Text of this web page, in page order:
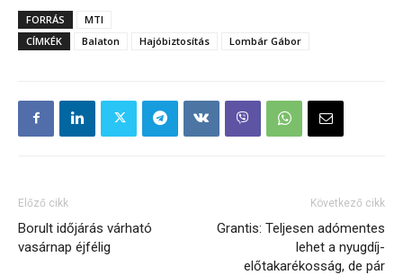
FORRÁS
MTI
CÍMKÉK
Balaton Hajóbiztosítás Lombár Gábor
Előző cikk
Borult időjárás várható
vasárnap éjfélig
Következő cikk
Grantis: Teljesen adómentes
lehet a nyugdíj-
előtakarékosság, de pár